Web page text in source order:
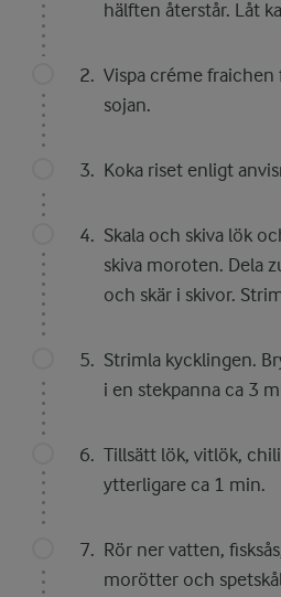
hälften återstår. Låt
Vispa créme
sojan.
Koka riset enligt
Skala och skiva lök
skiva moroten. Dela
och skär i skivor.
Strimla kycklingen.
i en stekpanna ca 3
Tillsätt lök, vitlök,
ytterligare ca 1 min.
Rör ner vatten,
morötter och